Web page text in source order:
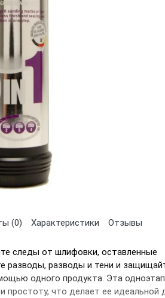
язык магазина
(0) Характеристики Отзывы
следы от шлифовки, оставленные
разводы, разводы и тени и
одного продукта. Эта
простоту, что делает ее идеальной